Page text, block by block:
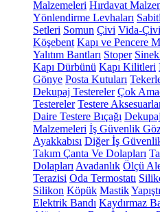
Malzemeleri Hırdavat
Yönlendirme Levhaları
Setleri Somun Çivi Vida-Çivi
Köşebent Kapı ve Pencere
Yalıtım Bantları Stoper
Kapı Dürbünü Kapı Kilitleri
Gönye Posta Kutuları
Dekupaj Testereler Çok
Testereler Testere
Daire Testere Bıçağı
Malzemeleri İş Güvenlik
Ayakkabısı Diğer İş
Takım Çanta Ve Dolapları
Dolapları Avadanlık Ölçü
Terazisi Oda Termostatı
Silikon Köpük Mastik
Elektrik Bandı Kaydırmaz